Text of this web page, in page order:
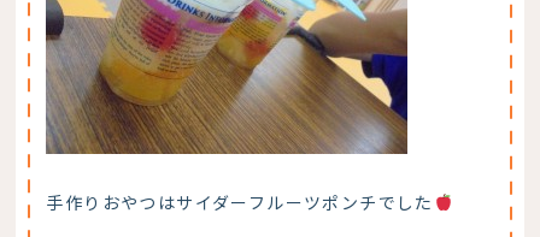
手作りおやつはサイダーフルーツポンチでした